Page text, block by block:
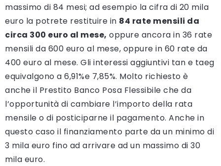
massimo di 84 mesi; ad esempio la cifra di 20 mila
euro la potrete restituire in 84 rate mensili da
circa 300 euro al mese, oppure ancora in 36 rate
mensili da 600 euro al mese, oppure in 60 rate da
400 euro al mese. Gli interessi aggiuntivi tan e taeg
equivalgono a 6,91%e 7,85%. Molto richiesto è
anche il Prestito Banco Posa Flessibile che da
l’opportunità di cambiare l’importo della rata
mensile o di posticiparne il pagamento. Anche in
questo caso il finanziamento parte da un minimo di
3 mila euro fino ad arrivare ad un massimo di 30
mila euro.